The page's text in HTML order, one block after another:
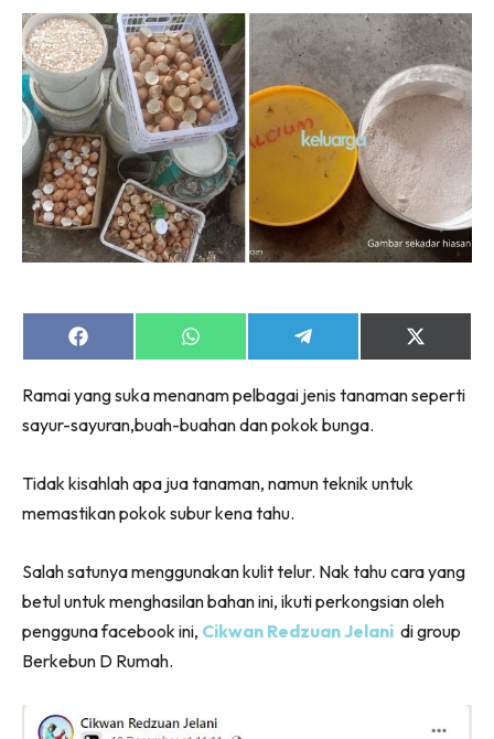
Share
on
Share
on
Share
on
Share
on
(Twitter)
Ramai yang suka menanam pelbagai jenis tanaman seperti
sayur-sayuran,buah-buahan dan pokok bunga.
Tidak kisahlah apa jua tanaman, namun teknik untuk
memastikan pokok subur kena tahu.
Salah satunya menggunakan kulit telur. Nak tahu cara yang
betul untuk menghasilan bahan ini, ikuti perkongsian oleh
pengguna facebook ini, Cikwan Redzuan Jelani di group
Berkebun D Rumah.